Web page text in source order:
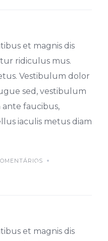
et magnis dis
ridiculus mus.
Vestibulum dolor
sed, vestibulum
ante faucibus,
iaculis metus diam
taciti id
et magnis dis